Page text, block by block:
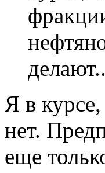
Я в
нет.
еще